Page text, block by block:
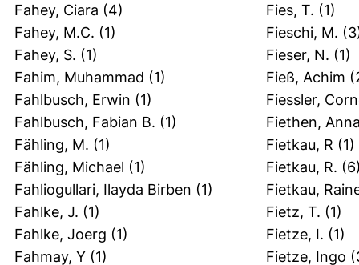
Fahey, Ciara (4)
Fahey, M.C. (1)
Fahey, S. (1)
Fahim, Muhammad (1)
Fahlbusch, Erwin (1)
Fahlbusch, Fabian B. (1)
Fähling, M. (1)
Fähling, Michael (1)
Fahliogullari, Ilayda Birben (1)
Fahlke, J. (1)
Fahlke, Joerg (1)
Fahmay, Y (1)
Fies, T. (1)
Fieschi, M.
Fieser, N. (1)
Fieß, Achim
Fiessler,
Fiethen,
Fietkau, R (1)
Fietkau, R.
Fietkau,
Fietz, T. (1)
Fietze, I. (1)
Fietze, Ingo